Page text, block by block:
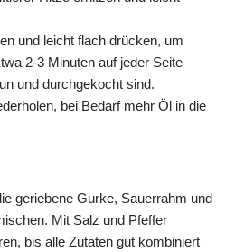
und leicht flach drücken, um
2-3 Minuten auf jeder Seite
und durchgekocht sind.
bei Bedarf mehr Öl in die
geriebene Gurke, Sauerrahm und
Mit Salz und Pfeffer
bis alle Zutaten gut kombiniert